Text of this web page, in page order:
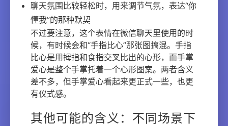
聊天氛围比较轻松时，用来调节气氛，表达“你
懂我”的那种默契
不过要注意，这个表情在微信聊天里使用的时
候，有时候会和“手指比心”那张图搞混。手指
比心是用拇指和食指交叉比出的心形，而手掌
爱心是整个手掌托着一个心形图案。两者含义
差不多，但手掌爱心看起来更正式一些，也更
有仪式感。
其他可能的含义：不同场景下